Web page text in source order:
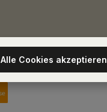
Alle Cookies akzeptieren